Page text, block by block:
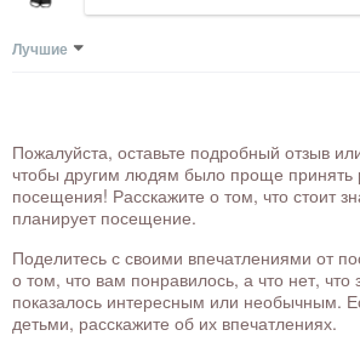
Лучшие
Пожалуйста, оставьте подробный отзыв
чтобы другим людям было проще принять
посещения! Расскажите о том, что стоит
планирует посещение.
Поделитесь с своими впечатлениями от
о том, что вам понравилось, а что нет, что
показалось интересным или необычным.
детьми, расскажите об их впечатлениях.